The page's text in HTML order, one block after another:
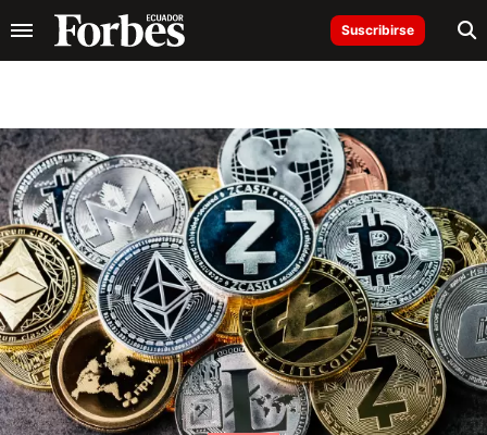
Suscribirse